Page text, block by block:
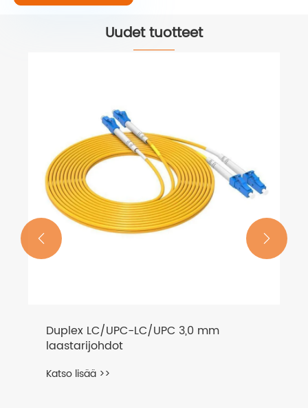
Uudet tuotteet
Duplex LC/UPC-LC/UPC 3,0 mm
laastarijohdot
Katso lisää >>
 